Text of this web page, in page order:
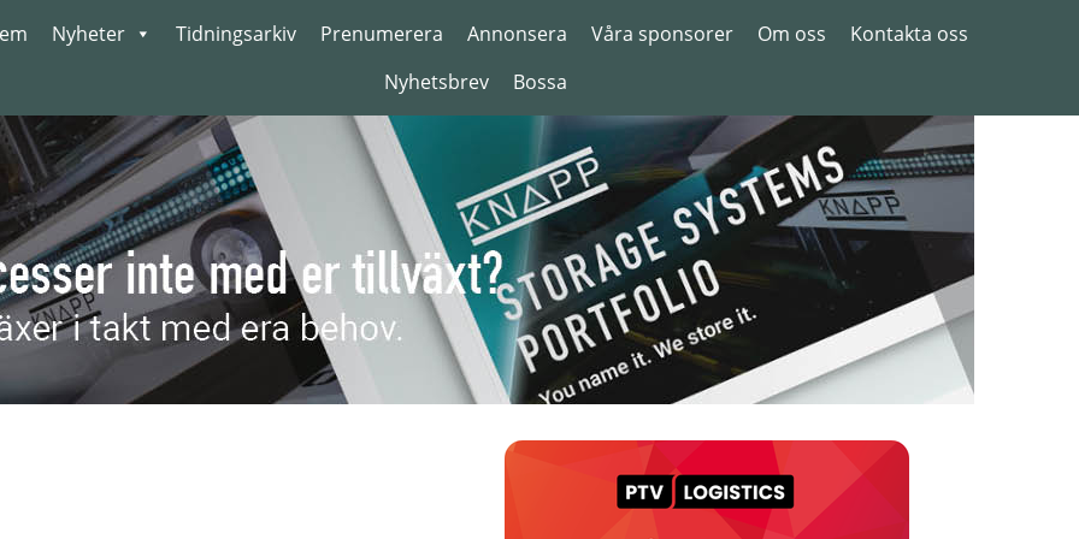
Nyheter Tidningsarkiv Prenumerera Annonsera Våra sponsorer Om oss
Kontakta oss
Nyhetsbrev
Bossa